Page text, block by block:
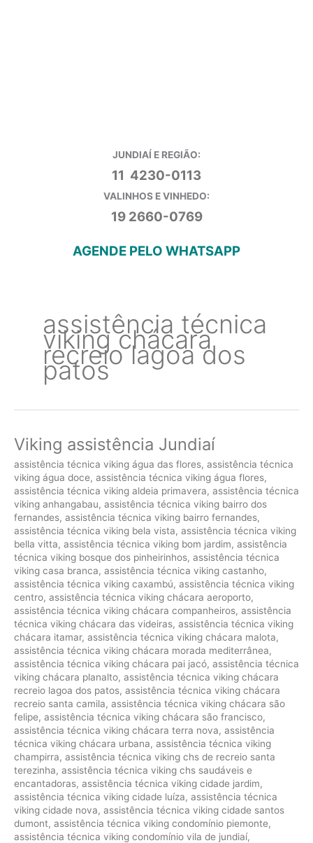
JUNDIAÍ E REGIÃO:
11 4230-0113
VALINHOS E VINHEDO:
19 2660-0769
AGENDE PELO WHATSAPP
assistência técnica
viking chácara
recreio lagoa dos
patos
Viking assistência Jundiaí
assistência técnica viking água das flores, assistência técnica
viking água doce, assistência técnica viking água flores,
assistência técnica viking aldeia primavera, assistência técnica
viking anhangabau, assistência técnica viking bairro dos
fernandes, assistência técnica viking bairro fernandes,
assistência técnica viking bela vista, assistência técnica viking
bella vitta, assistência técnica viking bom jardim, assistência
técnica viking bosque dos pinheirinhos, assistência técnica
viking casa branca, assistência técnica viking castanho,
assistência técnica viking caxambú, assistência técnica viking
centro, assistência técnica viking chácara aeroporto,
assistência técnica viking chácara companheiros, assistência
técnica viking chácara das videiras, assistência técnica viking
chácara itamar, assistência técnica viking chácara malota,
assistência técnica viking chácara morada mediterrânea,
assistência técnica viking chácara pai jacó, assistência técnica
viking chácara planalto, assistência técnica viking chácara
recreio lagoa dos patos, assistência técnica viking chácara
recreio santa camila, assistência técnica viking chácara são
felipe, assistência técnica viking chácara são francisco,
assistência técnica viking chácara terra nova, assistência
técnica viking chácara urbana, assistência técnica viking
champirra, assistência técnica viking chs de recreio santa
terezinha, assistência técnica viking chs saudáveis e
encantadoras, assistência técnica viking cidade jardim,
assistência técnica viking cidade luíza, assistência técnica
viking cidade nova, assistência técnica viking cidade santos
dumont, assistência técnica viking condomínio piemonte,
assistência técnica viking condomínio vila de jundiaí,